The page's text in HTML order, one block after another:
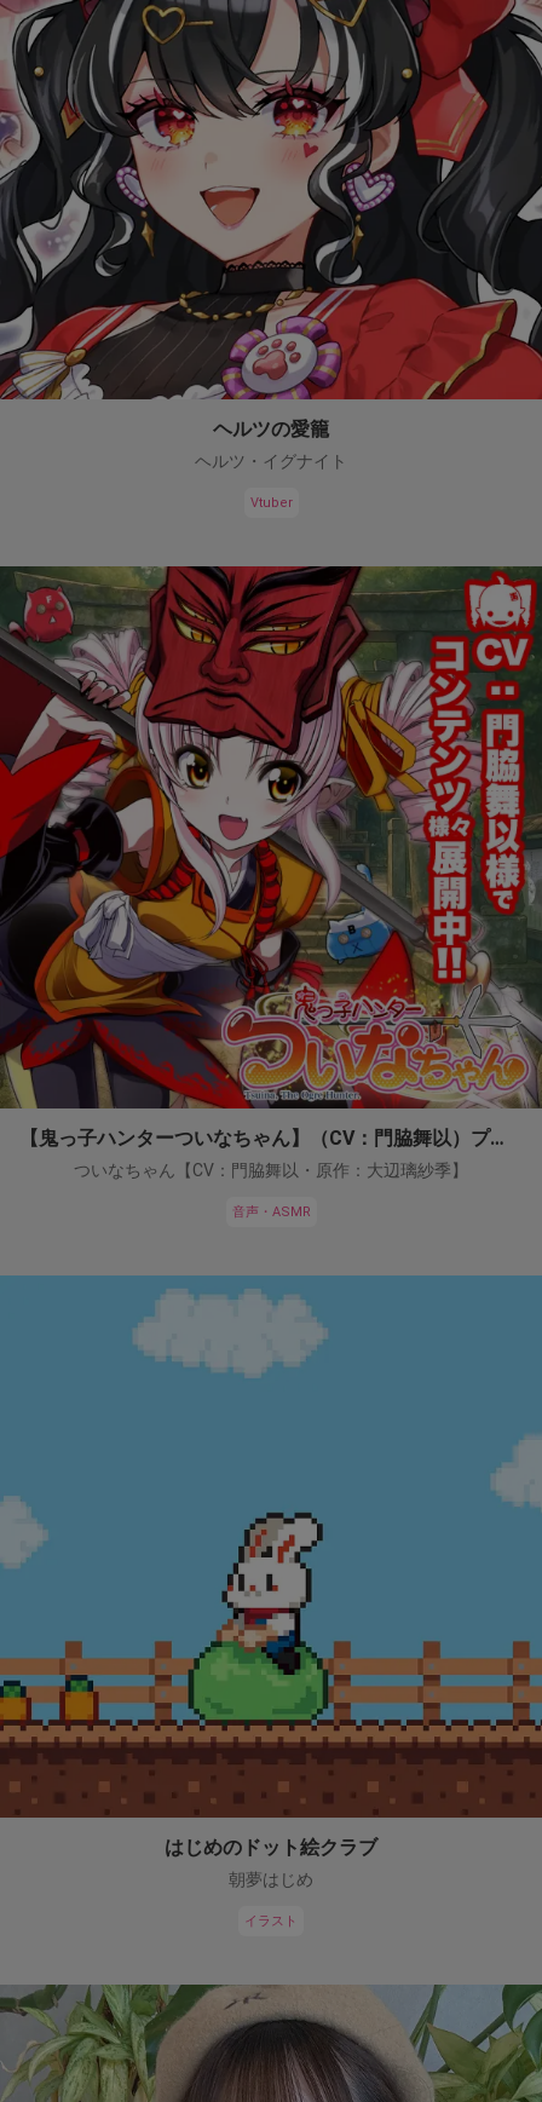
ヘルツの愛籠
ヘルツ・イグナイト
Vtuber
【鬼っ子ハンターついなちゃん】（CV：門脇舞以）プロジェクト！
ついなちゃん【CV：門脇舞以・原作：大辺璃紗季】
音声・ASMR
はじめのドット絵クラブ
朝夢はじめ
イラスト